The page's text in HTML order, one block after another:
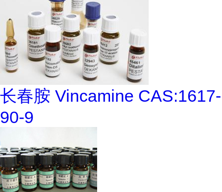
长春胺 Vincamine CAS:1617-
90-9